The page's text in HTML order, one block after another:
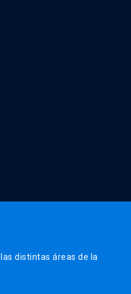
distintas áreas de la